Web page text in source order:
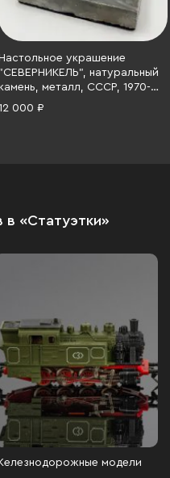
Настольное украшение
"СЕВЕРНИКЕЛЬ", натуральный
металл, СССР, 1970-
1990 гг.
000 ₽
«Статуэтки»
модели